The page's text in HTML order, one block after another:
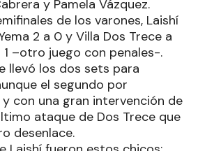
y Pamela Vázquez.
de los varones, Laishí
2 a 0 y Villa Dos Trece a
1 –otro juego con penales-.
llevó los dos sets para
el segundo por
con una gran intervención de
ataque de Dos Trece que
desenlace.